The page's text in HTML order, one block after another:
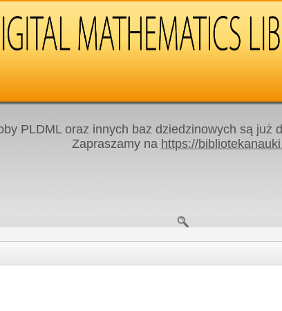
PLDML oraz innych baz dziedzinowych są już
Zapraszamy na https://